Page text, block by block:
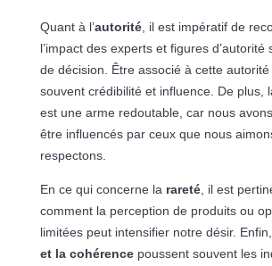
Quant à l’autorité, il est impératif de
l’impact des experts et figures d’autorité
de décision. Être associé à cette
souvent crédibilité et influence. De plus,
est une arme redoutable, car nous
être influencés par ceux que nous
respectons.
En ce qui concerne la rareté, il est
comment la perception de produits ou
limitées peut intensifier notre désir. Enfin,
et la cohérencepoussent souvent les